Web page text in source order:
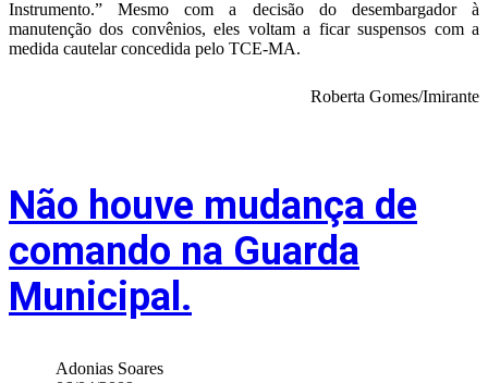
Instrumento.” Mesmo com a decisão do desembargador à
manutenção dos convênios, eles voltam a ficar suspensos com a
medida cautelar concedida pelo TCE-MA.
Roberta Gomes/Imirante
Não houve mudança de
comando na Guarda
Municipal.
Adonias Soares